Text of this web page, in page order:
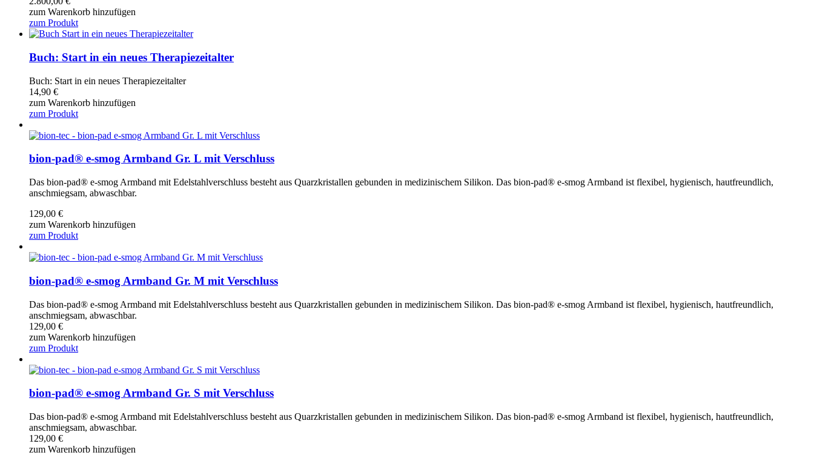
zum Warenkorb hinzufügen
zum Produkt
Buch: Start in ein neues Therapiezeitalter
Buch: Start in ein neues Therapiezeitalter
14,90 €
zum Warenkorb hinzufügen
zum Produkt
bion-pad® e-smog Armband Gr. L mit Verschluss
Das bion-pad® e-smog Armband mit Edelstahlverschluss besteht aus Quarzkristallen gebunden in medizinischem Silikon. Das bion-pad® e-smog Armband ist flexibel, hygienisch, hautfreundlich,
anschmiegsam, abwaschbar.
129,00 €
zum Warenkorb hinzufügen
zum Produkt
bion-pad® e-smog Armband Gr. M mit Verschluss
Das bion-pad® e-smog Armband mit Edelstahlverschluss besteht aus Quarzkristallen gebunden in medizinischem Silikon. Das bion-pad® e-smog Armband ist flexibel, hygienisch, hautfreundlich,
anschmiegsam, abwaschbar.
129,00 €
zum Warenkorb hinzufügen
zum Produkt
bion-pad® e-smog Armband Gr. S mit Verschluss
Das bion-pad® e-smog Armband mit Edelstahlverschluss besteht aus Quarzkristallen gebunden in medizinischem Silikon. Das bion-pad® e-smog Armband ist flexibel, hygienisch, hautfreundlich,
anschmiegsam, abwaschbar.
129,00 €
zum Warenkorb hinzufügen